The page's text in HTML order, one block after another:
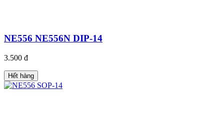
NE556 NE556N DIP-14
3.500 đ
Hết hàng